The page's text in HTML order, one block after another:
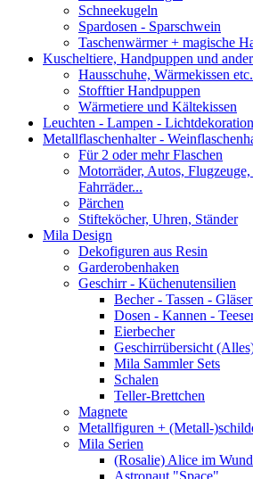
Schneekugeln
Spardosen - Sparschwein
Taschenwärmer + magische
Kuscheltiere, Handpuppen und
Hausschuhe, Wärmekissen etc.
Stofftier Handpuppen
Wärmetiere und Kältekissen
Leuchten - Lampen - Lichtdekoration
Metallflaschenhalter -
Für 2 oder mehr Flaschen
Motorräder, Autos,
Fahrräder...
Pärchen
Stifteköcher, Uhren, Ständer
Mila Design
Dekofiguren aus Resin
Garderobenhaken
Geschirr - Küchenutensilien
Becher - Tassen -
Dosen - Kannen -
Eierbecher
Geschirrübersicht
Mila Sammler Sets
Schalen
Teller-Brettchen
Magnete
Metallfiguren + (Metall-
Mila Serien
(Rosalie) Alice im
Astronaut "Space"